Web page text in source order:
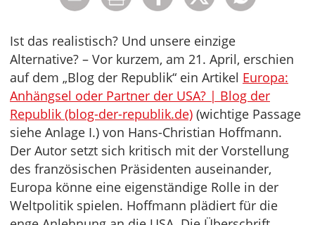
Ist das realistisch? Und unsere einzige
Alternative? – Vor kurzem, am 21. April, erschien
auf dem „Blog der Republik“ ein Artikel Europa:
Anhängsel oder Partner der USA? | Blog der
Republik (blog-der-republik.de) (wichtige Passage
siehe Anlage I.) von Hans-Christian Hoffmann.
Der Autor setzt sich kritisch mit der Vorstellung
des französischen Präsidenten auseinander,
Europa könne eine eigenständige Rolle in der
Weltpolitik spielen. Hoffmann plädiert für die